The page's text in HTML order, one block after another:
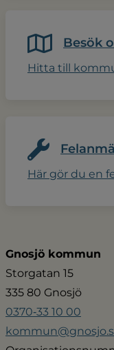
Besök
Hitta till
Här gör du en
Gnosjö kommun
Storgatan 15
335 80 Gnosjö
0370‑33 10 00